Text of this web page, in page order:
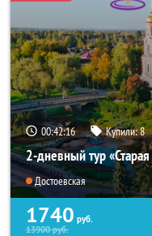
00:42:15 Купили:8
2-дневный тур
Достоевская
1740 руб.
13900руб.